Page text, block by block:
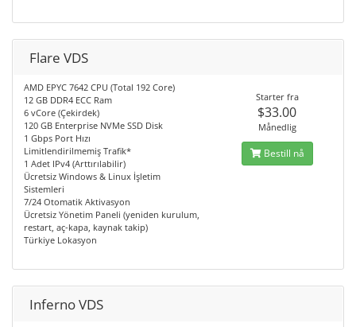
Flare VDS
AMD EPYC 7642 CPU (Total 192 Core)
12 GB DDR4 ECC Ram
6 vCore (Çekirdek)
120 GB Enterprise NVMe SSD Disk
1 Gbps Port Hızı
Limitlendirilmemiş Trafik*
1 Adet IPv4 (Arttırılabilir)
Ücretsiz Windows & Linux İşletim
Sistemleri
7/24 Otomatik Aktivasyon
Ücretsiz Yönetim Paneli (yeniden kurulum,
restart, aç-kapa, kaynak takip)
Türkiye Lokasyon
Starter fra
$33.00
Månedlig
Bestill nå
Inferno VDS